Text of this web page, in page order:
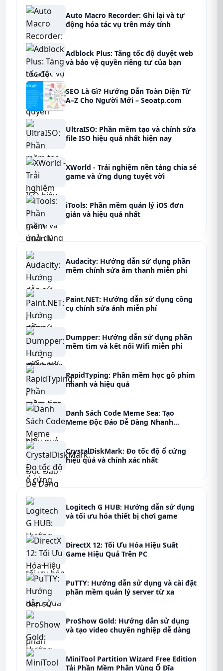
Auto Macro Recorder: Ghi lại và tự
động hóa tác vụ trên máy tính
Adblock Plus: Tăng tốc độ duyệt web
và bảo vệ quyền riêng tư của bạn
SEO Là Gì? Hướng Dẫn Toàn Diện Từ
A–Z Cho Người Mới – Seoatp.com
UltraISO: Phần mềm tạo và chỉnh sửa
file ISO hiệu quả nhất hiện nay
XWorld - Trải nghiệm nền tảng chia sẻ
game và ứng dụng tuyệt vời
iTools: Phần mềm quản lý iOS đơn
giản và hiệu quả nhất
Audacity: Hướng dẫn sử dụng phần
mềm chỉnh sửa âm thanh miễn phí
Paint.NET: Hướng dẫn sử dụng công
cụ chỉnh sửa ảnh miễn phí
Dumpper: Hướng dẫn sử dụng phần
mềm tìm và kết nối Wifi miễn phí
RapidTyping: Phần mềm học gõ phím
nhanh và hiệu quả
Danh Sách Code Meme Sea: Tạo
Meme Độc Đáo Dễ Dàng Nhanh
CrystalDiskMark: Đo tốc độ ổ cứng
hiệu quả và chính xác nhất
Logitech G HUB: Hướng dẫn sử dụng
và tối ưu hóa thiết bị chơi game
DirectX 12: Tối Ưu Hóa Hiệu Suất
Game Hiệu Quả Trên PC
PuTTY: Hướng dẫn sử dụng và cài đặt
phần mềm quản lý server từ xa
ProShow Gold: Hướng dẫn sử dụng
và tạo video chuyên nghiệp dễ dàng
MiniTool Partition Wizard Free Edition
Tải Phần Mềm Phân Vùng Ổ Đĩa